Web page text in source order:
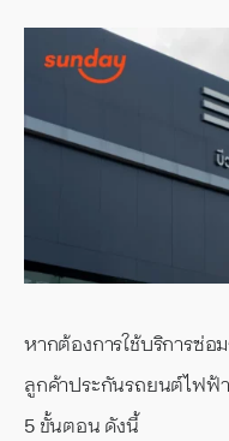
หากต้องการใช้บริการซ่
ลูกค้าประกันรถยนต์ไฟฟ้
5 ขั้นตอน ดังนี้